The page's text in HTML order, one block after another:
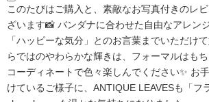
このたびはご購入と、素敵なお写真付きのレ
ざいます📸 バンダナに合わせた自由なアレン
「ハッピーな気分」とのお言葉までいただけ
らではのやわらかな輝きは、フォーマルはも
コーディネートで色々楽しんでください✨ お
けているご様子に、ANTIQUE LEAVESも「フ